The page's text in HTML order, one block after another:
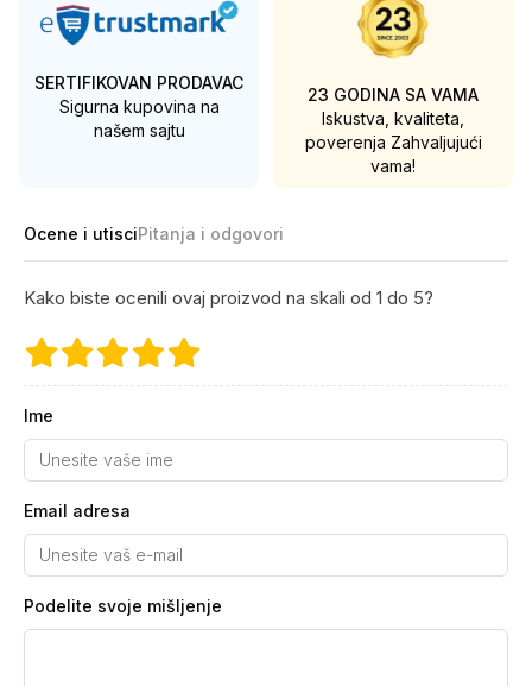
SERTIFIKOVAN PRODAVAC
Sigurna kupovina na
našem sajtu
23 GODINA SA VAMA
Iskustva, kvaliteta,
poverenja Zahvaljujući
vama!
Ocene i utisciPitanja i odgovori
Kako biste ocenili ovaj proizvod na skali od 1 do 5?
Ime
Email adresa
Podelite svoje mišljenje